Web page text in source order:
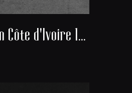
Voyage en Côte d'Ivoire 1951